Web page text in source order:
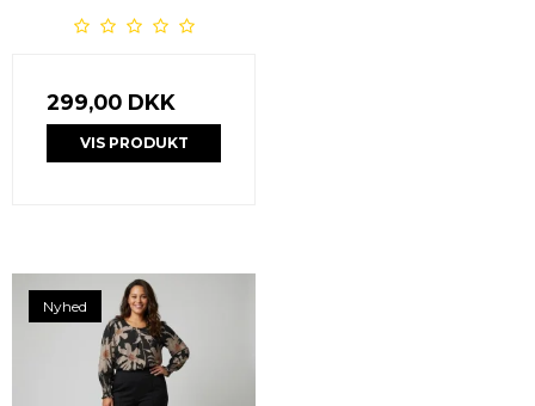
299,00 DKK
VIS PRODUKT
Nyhed